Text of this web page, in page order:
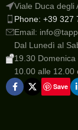
Viale Duca degli
Phone: +39 327
Email:
Dal Lunedì al
19.30
10.00 alle 12.00
Save